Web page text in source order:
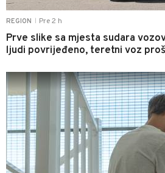
REGION Pre 2 h
Prve slike sa mjesta sudara
ljudi povrijeđeno, teretni voz